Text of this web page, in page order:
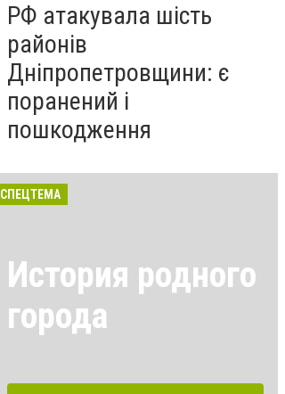
РФ атакувала шість
районів
Дніпропетровщини: є
поранений і
пошкодження
СПЕЦТЕМА
История родного
города